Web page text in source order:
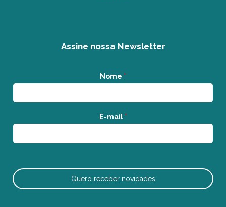
Assine nossa Newsletter
Nome *
E-mail *
Quero receber novidades